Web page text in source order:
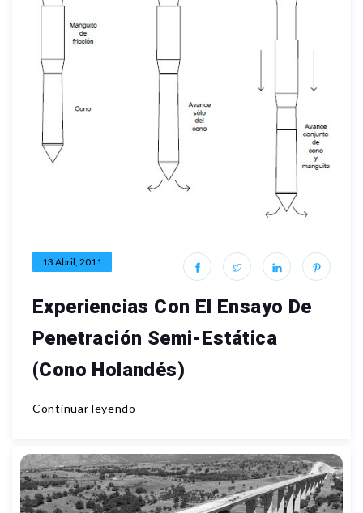
13 Abril, 2011
Experiencias Con El Ensayo De
Penetración Semi-Estática
(Cono Holandés)
Continuar leyendo